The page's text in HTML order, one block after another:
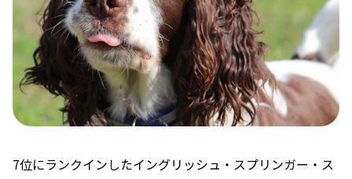
7位にランクインしたイングリッシュ・スプリンガー・ス